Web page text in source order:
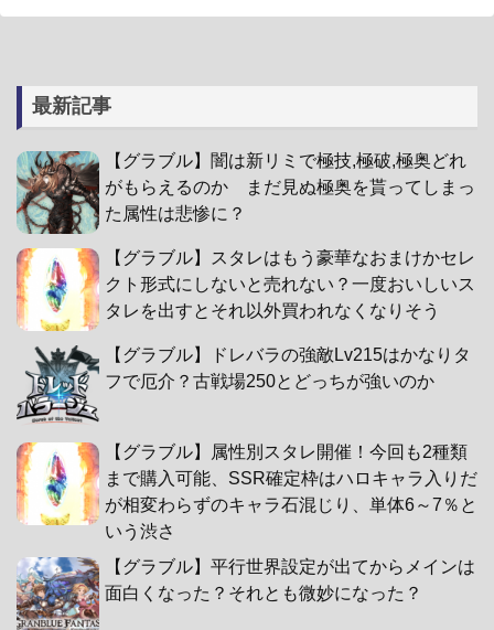
最新記事
【グラブル】闇は新リミで極技,極破,極奥どれ
がもらえるのか まだ見ぬ極奥を貰ってしまっ
た属性は悲惨に？
【グラブル】スタレはもう豪華なおまけかセレ
クト形式にしないと売れない？一度おいしいス
タレを出すとそれ以外買われなくなりそう
【グラブル】ドレバラの強敵Lv215はかなりタ
フで厄介？古戦場250とどっちが強いのか
【グラブル】属性別スタレ開催！今回も2種類
まで購入可能、SSR確定枠はハロキャラ入りだ
が相変わらずのキャラ石混じり、単体6～7％と
いう渋さ
【グラブル】平行世界設定が出てからメインは
面白くなった？それとも微妙になった？